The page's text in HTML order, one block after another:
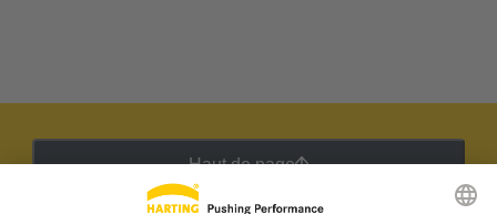
Haut de page